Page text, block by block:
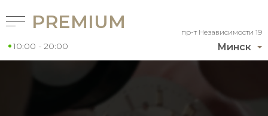
Минск
пр-т Независимости 19
PREMIUM
10:00 - 20:00